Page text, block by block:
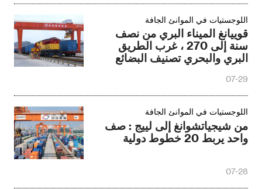
اللوجستيات في الموانئ الجافة
قوييانغ الميناء البري من نصف
سنة إلى 270 ، غرب الطريق
البري والبحري تصنيف البضائع
07-29
اللوجستيات في الموانئ الجافة
من شيجياتشوانغ إلى لييج : صف
واحد يربط 20 خطوط دولية
07-28